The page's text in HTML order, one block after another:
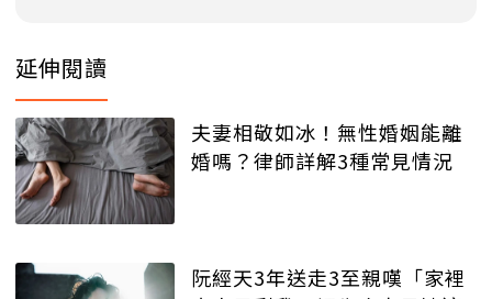
延伸閱讀
夫妻相敬如冰！無性婚姻能離
婚嗎？律師詳解3種常見情況
阮經天3年送走3至親嘆「家裡